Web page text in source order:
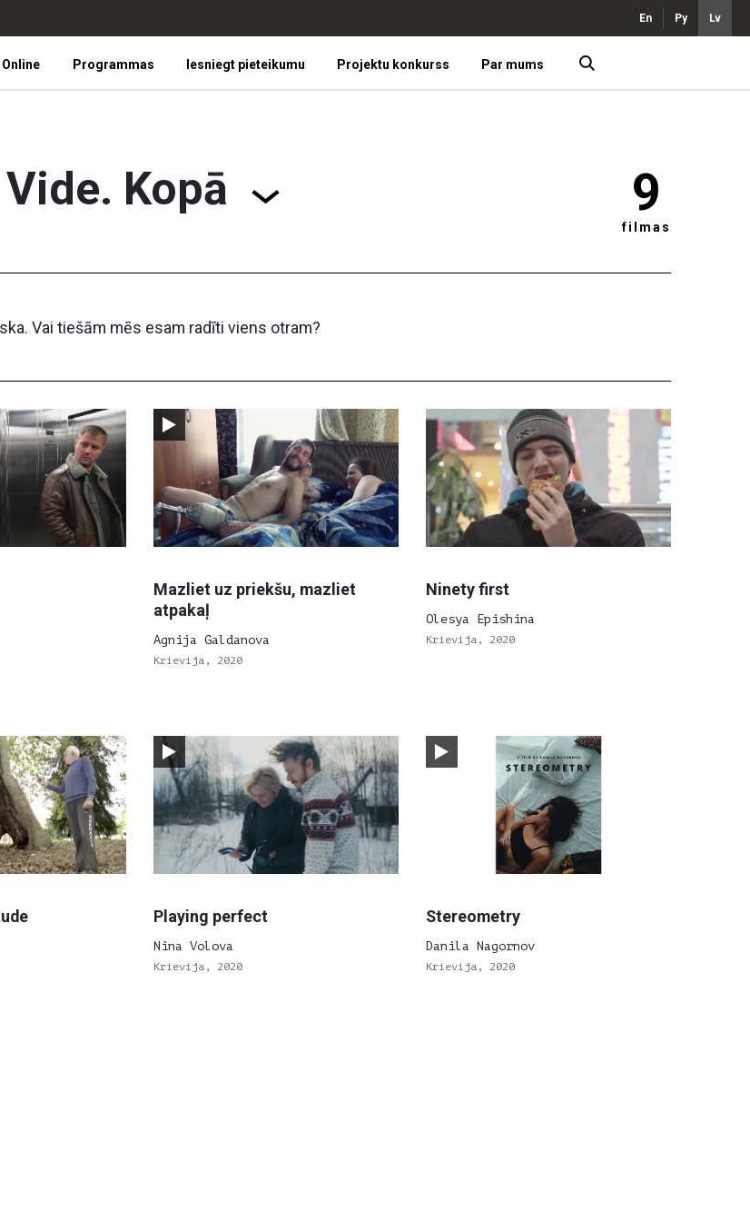
En Ру Lv
Programmas Iesniegt pieteikumu Projektu konkurss Par mums
Vide. Kopā 9
filmas
Vai tiešām mēs esam radīti viens otram?
Mazliet uz priekšu, mazliet
atpakaļ
Agnija Galdanova
Krievija, 2020
Ninety first
Olesya Epishina
Krievija, 2020
Playing perfect
Nina Volova
Krievija, 2020
Stereometry
Danila Nagornov
Krievija, 2020